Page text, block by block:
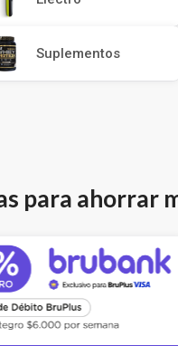
Suplementos
para ahorrar